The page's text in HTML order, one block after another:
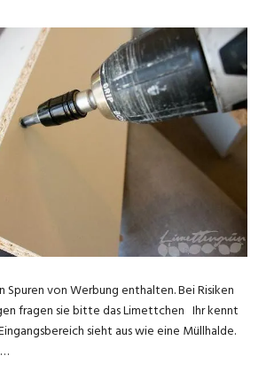
Spuren von Werbung enthalten. Bei Risiken
fragen sie bitte das Limettchen Ihr kennt
sieht aus wie eine Müllhalde.